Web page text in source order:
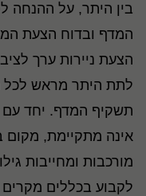
בין היתר, על ההנחה
המדף ובדוח הצעת
הצעת ניירות ערך
לתת היתר מראש
תשקיף המדף. יחד עם
אינה מתקיימת, מקום
מורכבות ומחייבות
לקבוע בכללים